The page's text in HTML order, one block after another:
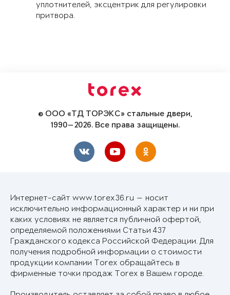
уплотнителей, эксцентрик для регулировки
притвора.
© ООО «ТД ТОРЭКС» стальные двери,
1990—2026. Все права защищены.
Интернет-сайт www.torex36.ru — носит
исключительно информационный характер и ни при
каких условиях не является публичной офертой,
определяемой положениями Статьи 437
Гражданского кодекса Российской Федерации. Для
получения подробной информации о стоимости
продукции компании Torex обращайтесь в
фирменные точки продаж Torex в Вашем городе.